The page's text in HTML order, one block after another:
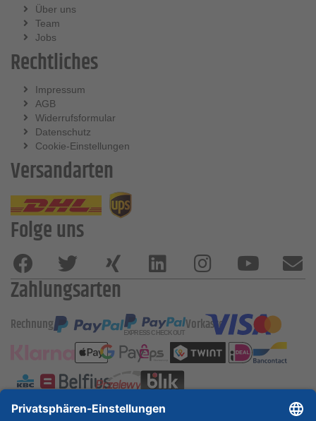
Über uns
Team
Jobs
Rechtliches
Impressum
AGB
Widerrufsformular
Datenschutz
Cookie-Einstellungen
Versandarten
Folge uns
Zahlungsarten
Rechnung Vorkasse
ESSKA International